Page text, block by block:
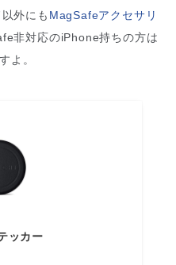
外にも MagSafeアクセサリ
非対応のiPhone持ちの方は
よ。
ッカー